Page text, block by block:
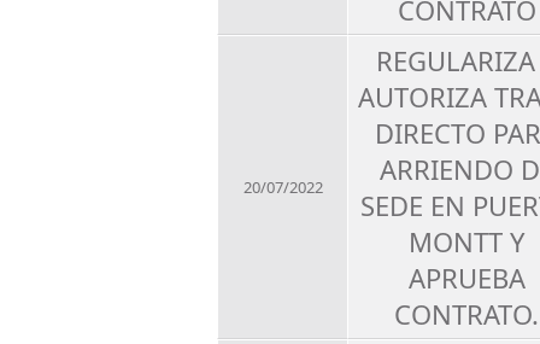
CONTRATO
20/07/2022
AUTORIZA
DIRECTO
ARRIENDO
SEDE EN
MONTT Y
APRUEBA
CONTRATO.